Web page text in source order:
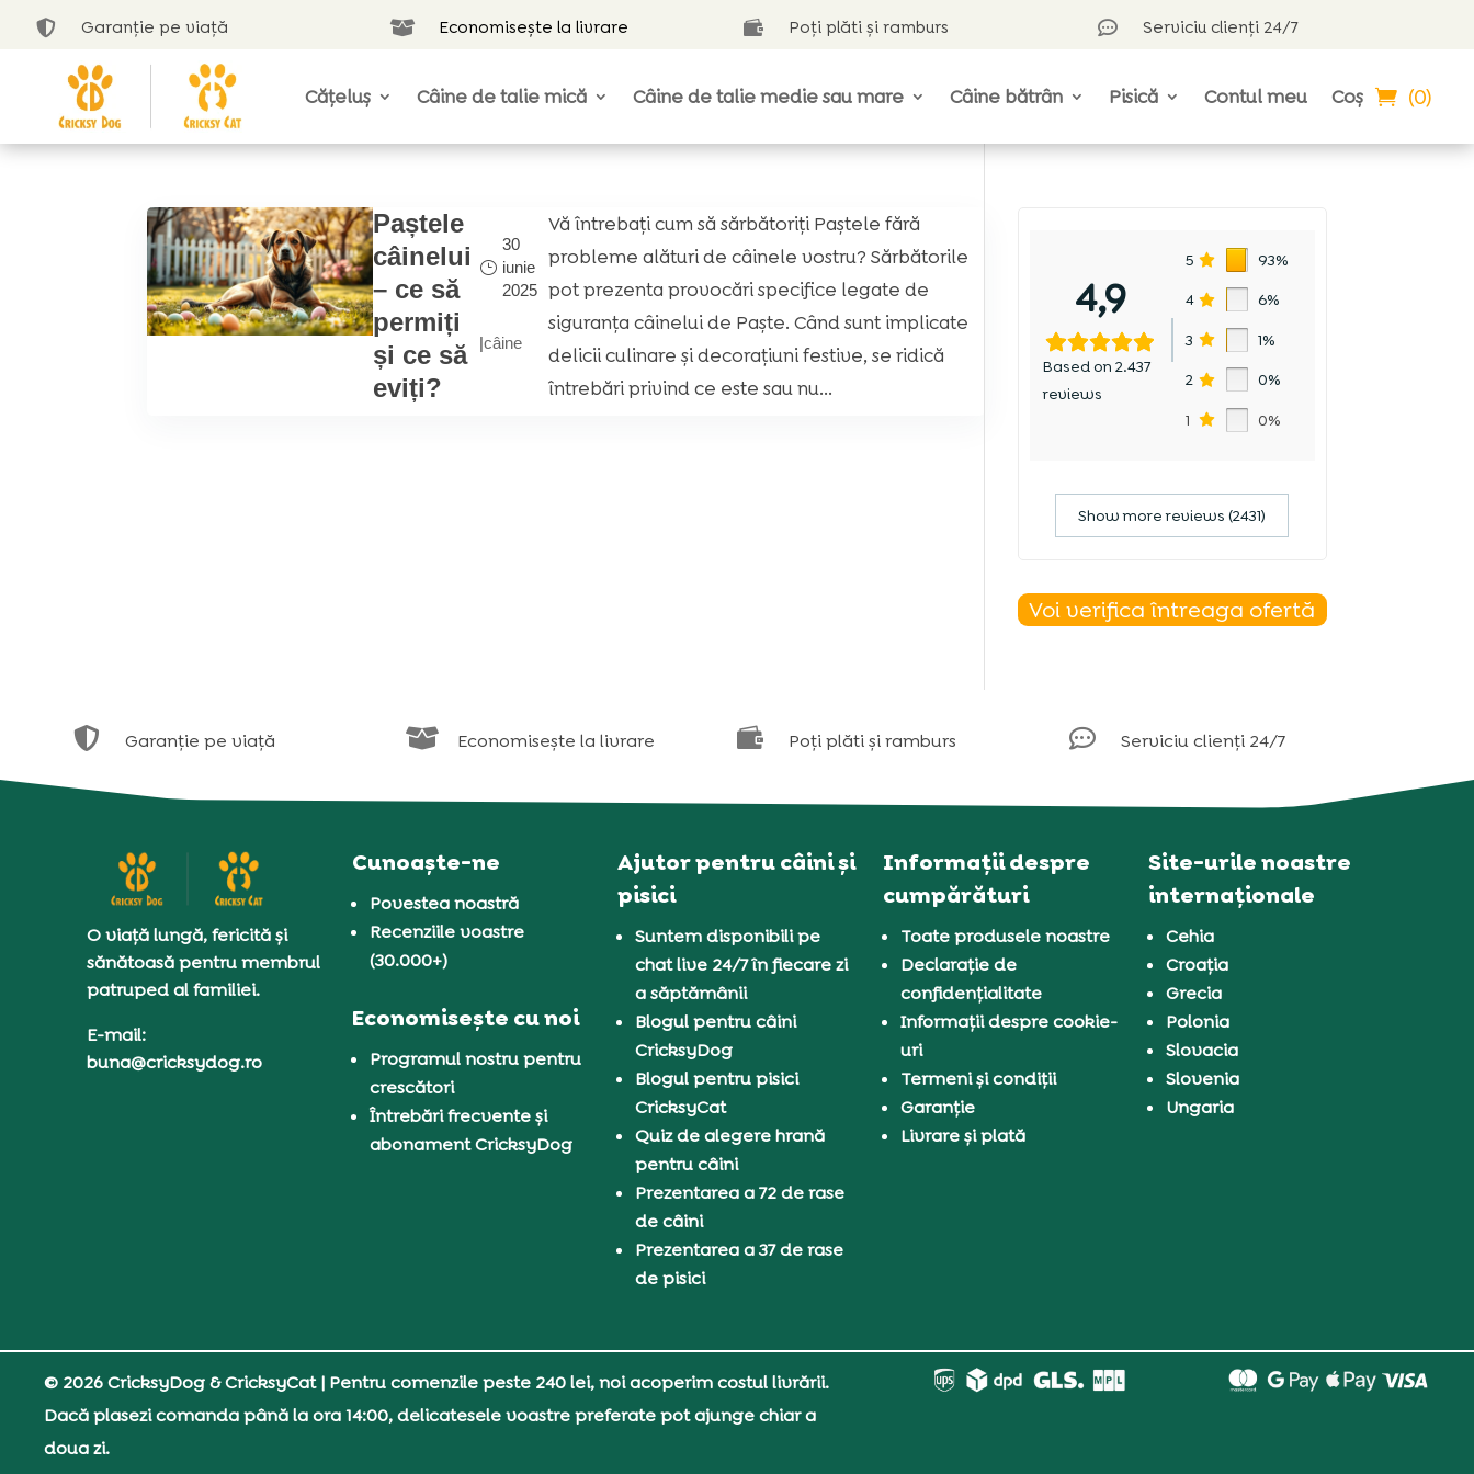
 Garanție pe viață  Economisește la livrare  Poți plăti și ramburs  Serviciu clienți 24/7
Cățeluș Câine de talie mică Câine de talie medie sau mare Câine bătrân Pisică Contul meu Coș (0)
Paștele
câinelui
– ce să
permiți
și ce să
eviți?
30
iunie
2025
|câine
Vă întrebați cum să sărbătoriți Paștele fără
probleme alături de câinele vostru? Sărbătorile
pot prezenta provocări specifice legate de
siguranța câinelui de Paște. Când sunt implicate
delicii culinare și decorațiuni festive, se ridică
întrebări privind ce este sau nu...
4,9
Based on 2.437
reviews
5 93%
4 6%
3 1%
2 0%
1 0%
Show more reviews (2431)
Voi verifica întreaga ofertă
 Garanție pe viață  Economisește la livrare  Poți plăti și ramburs  Serviciu clienți 24/7
O viață lungă, fericită și
sănătoasă pentru membrul
patruped al familiei.
E-mail:
buna@cricksydog.ro
Cunoaște-ne
Povestea noastră
Recenziile voastre
(30.000+)
Economisește cu noi
Programul nostru pentru
crescători
Întrebări frecvente și
abonament CricksyDog
Ajutor pentru câini și
pisici
Suntem disponibili pe
chat live 24/7 în fiecare zi
a săptămânii
Blogul pentru câini
CricksyDog
Blogul pentru pisici
CricksyCat
Quiz de alegere hrană
pentru câini
Prezentarea a 72 de rase
de câini
Prezentarea a 37 de rase
de pisici
Informații despre
cumpărături
Toate produsele noastre
Declarație de
confidențialitate
Informații despre cookie-
uri
Termeni și condiții
Garanție
Livrare și plată
Site-urile noastre
internaționale
Cehia
Croația
Grecia
Polonia
Slovacia
Slovenia
Ungaria
© 2026 CricksyDog & CricksyCat| Pentru comenzile peste 240 lei, noi acoperim costul livrării.
Dacă plasezi comanda până la ora 14:00, delicatesele voastre preferate pot ajunge chiar a
doua zi.